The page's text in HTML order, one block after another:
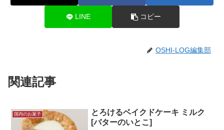
LINE コピー
OSHI-LOG編集部
関連記事
国内のお菓子
とろけるベイクドケーキ ミルク
[バターのいとこ]